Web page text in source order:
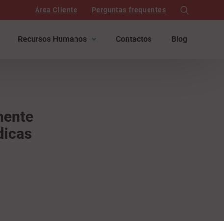
Área Cliente Perguntas frequentes
Recursos Humanos Contactos Blog